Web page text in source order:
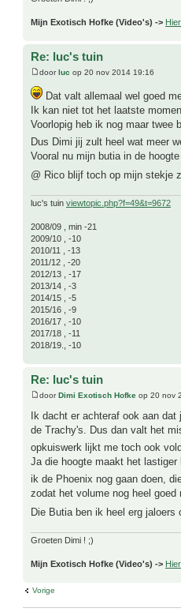
Mijn Exotisch Hofke (Video's) ->
Re: luc's tuin
doorluc op 20 nov 2014 19:16
Dat valt allemaal wel goed
Ik kan niet tot het laatste
Voorlopig heb ik nog maar twee
Dus Dimi jij zult heel wat meer
Vooral nu mijn butia in de
@ Rico blijf toch op mijn stekje
luc's tuin viewtopic.php?f=49&t=9672
2008/09 , min -21
2009/10 , -10
2010/11 , -13
2011/12 , -20
2012/13 , -17
2013/14 , -3
2014/15 , -5
2015/16 , -9
2016/17 , -10
2017/18 , -11
2018/19., -10
Re: luc's tuin
doorDimi Exotisch Hofke op 20 nov
Ik dacht er achteraf ook aan
de Trachy's. Dus dan valt het
opkuiswerk lijkt me toch ook
Ja die hoogte maakt het
ik de Phoenix nog gaan doen,
zodat het volume nog heel goed
Die Butia ben ik heel erg jaloers
Groeten Dimi ! ;)
Mijn Exotisch Hofke (Video's) ->
Vorige